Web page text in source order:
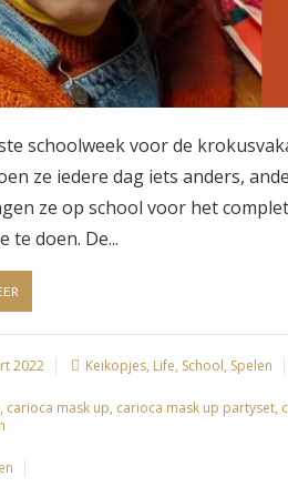
schoolweek voor de
ze iedere dag iets anders,
ze op school voor het
te doen. De...
SCHMINKEN
HOORT
CARNAVAL
2022 Keikopjes, Life, School, Spelen
, carioca mask up, carioca mask up partyset,